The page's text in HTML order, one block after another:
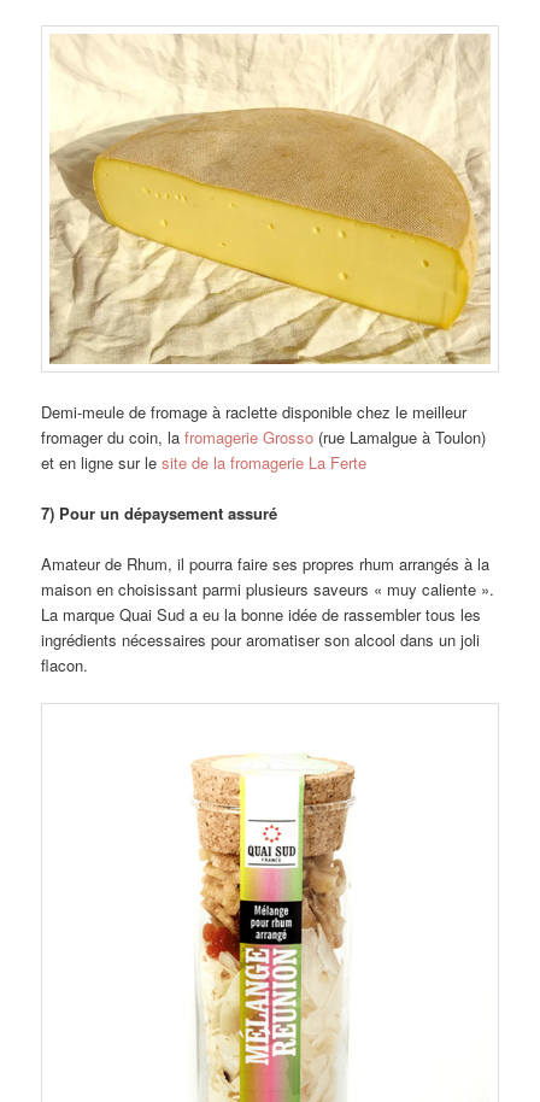
Demi-meule de fromage à raclette disponible chez le meilleur
fromager du coin, lafromagerie Grosso (rue Lamalgue à Toulon)
et en ligne sur lesite de la fromagerie La Ferte
7) Pour un dépaysement assuré
Amateur de Rhum, il pourra faire ses propres rhum arrangés à la
maison en choisissant parmi plusieurs saveurs « muy caliente ».
La marque Quai Sud a eu la bonne idée de rassembler tous les
ingrédients nécessaires pour aromatiser son alcool dans un joli
flacon.